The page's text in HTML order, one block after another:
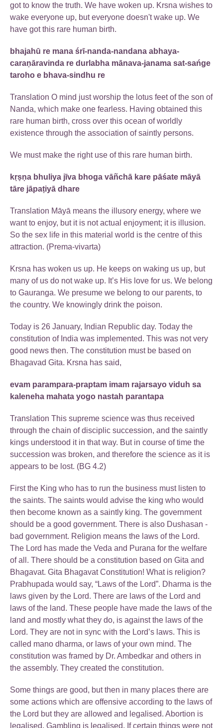
got to know the truth. We have woken up. Krsna wishes to
wake everyone up, but everyone doesn't wake up. We
have got this rare human birth.
bhajahū re mana śrī-nanda-nandana abhaya-
caraṇāravinda re durlabha mānava-janama sat-sańge
taroho e bhava-sindhu re
Translation O mind just worship the lotus feet of the son of
Nanda, which make one fearless. Having obtained this
rare human birth, cross over this ocean of worldly
existence through the association of saintly persons.
We must make the right use of this rare human birth.
kṛṣṇa bhuliya jīva bhoga vāñchā kare pāśate māyā
tāre jāpaṭiyā dhare
Translation Māyā means the illusory energy, where we
want to enjoy, but it is not actual enjoyment; it is illusion.
So the sex life in this material world is the centre of this
attraction. (Prema-vivarta)
Krsna has woken us up. He keeps on waking us up, but
many of us do not wake up. It’s His love for us. We belong
to Gauranga. We presume we belong to our parents, to
the country. We knowingly drink the poison.
Today is 26 January, Indian Republic day. Today the
constitution of India was implemented. This was not very
good news then. The constitution must be based on
Bhagavad Gita. Krsna has said,
evam parampara-praptam imam rajarsayo viduh sa
kaleneha mahata yogo nastah parantapa
Translation This supreme science was thus received
through the chain of disciplic succession, and the saintly
kings understood it in that way. But in course of time the
succession was broken, and therefore the science as it is
appears to be lost. (BG 4.2)
First the King who has to run the business must listen to
the saints. The saints would advise the king who would
then become known as a saintly king. The government
should be a good government. There is also Dushasan -
bad government. Religion means the laws of the Lord.
The Lord has made the Veda and Purana for the welfare
of all. There should be a constitution based on Gita and
Bhagavat. Gita Bhagavat Constitution! What is religion?
Prabhupada would say, “Laws of the Lord”. Dharma is the
laws given by the Lord. There are laws of the Lord and
laws of the land. These people have made the laws of the
land and mostly what they do, is against the laws of the
Lord. They are not in sync with the Lord’s laws. This is
called mano dharma, or laws of your own mind. The
constitution was framed by Dr. Ambedkar and others in
the assembly. They created the constitution.
Some things are good, but then in many places there are
some actions which are offensive according to the laws of
the Lord but they are allowed and legalised. Abortion is
legalised. Gambling is legalised. If certain things were not